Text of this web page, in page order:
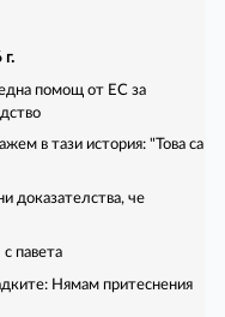
г.
помощ от ЕС за
в тази история: "Това са
доказателства, че
павета
Нямам притеснения